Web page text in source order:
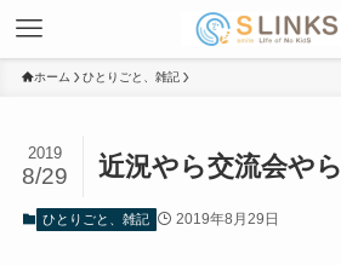
ホーム ひとりごと、雑記
近況やら交流会やら
2019
8/29
ひとりごと、雑記 2019年8月29日